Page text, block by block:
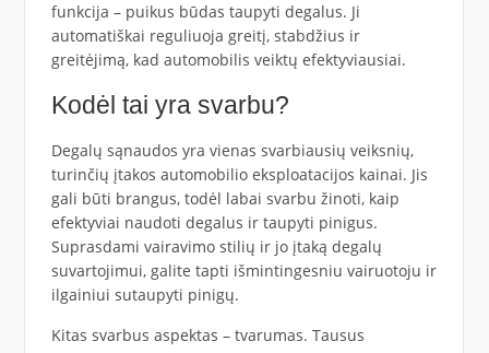
funkcija – puikus būdas taupyti degalus. Ji
automatiškai reguliuoja greitį, stabdžius ir
greitėjimą, kad automobilis veiktų efektyviausiai.
Kodėl tai yra svarbu?
Degalų sąnaudos yra vienas svarbiausių veiksnių,
turinčių įtakos automobilio eksploatacijos kainai. Jis
gali būti brangus, todėl labai svarbu žinoti, kaip
efektyviai naudoti degalus ir taupyti pinigus.
Suprasdami vairavimo stilių ir jo įtaką degalų
suvartojimui, galite tapti išmintingesniu vairuotoju ir
ilgainiui sutaupyti pinigų.
Kitas svarbus aspektas – tvarumas. Tausus